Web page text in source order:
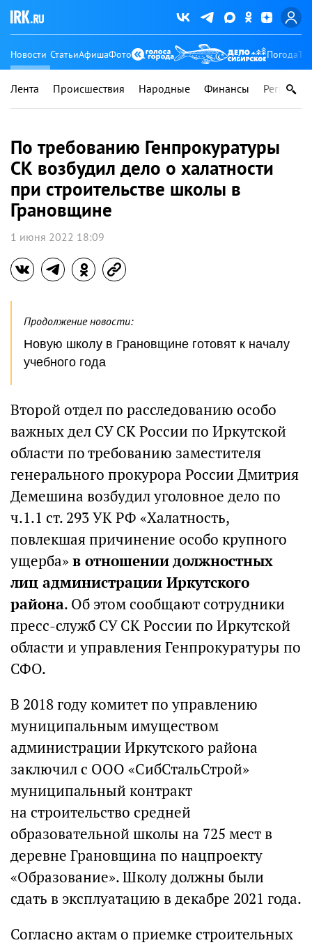
Новости СтатьиАфишаФото Погода
Лента Происшествия Народные Финансы Регионы
По требованию Генпрокуратуры
СК возбудил дело о халатности
при строительстве школы в
Грановщине
1 июня 2022 18:09
Продолжение новости:
Новую школу в Грановщине готовят к началу
учебного года
Второй отдел по расследованию особо
важных дел СУ СК России по Иркутской
области по требованию заместителя
генерального прокурора России Дмитрия
Демешина возбудил уголовное дело по
ч.1.1 ст. 293 УК РФ «Халатность,
повлекшая причинение особо крупного
ущерба»в отношении должностных
лиц администрации Иркутского
района. Об этом сообщают сотрудники
пресс-служб СУ СК России по Иркутской
области и управления Генпрокуратуры по
СФО.
В 2018 году комитет по управлению
муниципальным имуществом
администрации Иркутского района
заключил с ООО «СибСтальСтрой»
муниципальный контракт
на строительство средней
образовательной школы на 725 мест в
деревне Грановщина по нацпроекту
«Образование». Школу должны были
сдать в эксплуатацию в декабре 2021 года.
Согласно актам о приемке строительных